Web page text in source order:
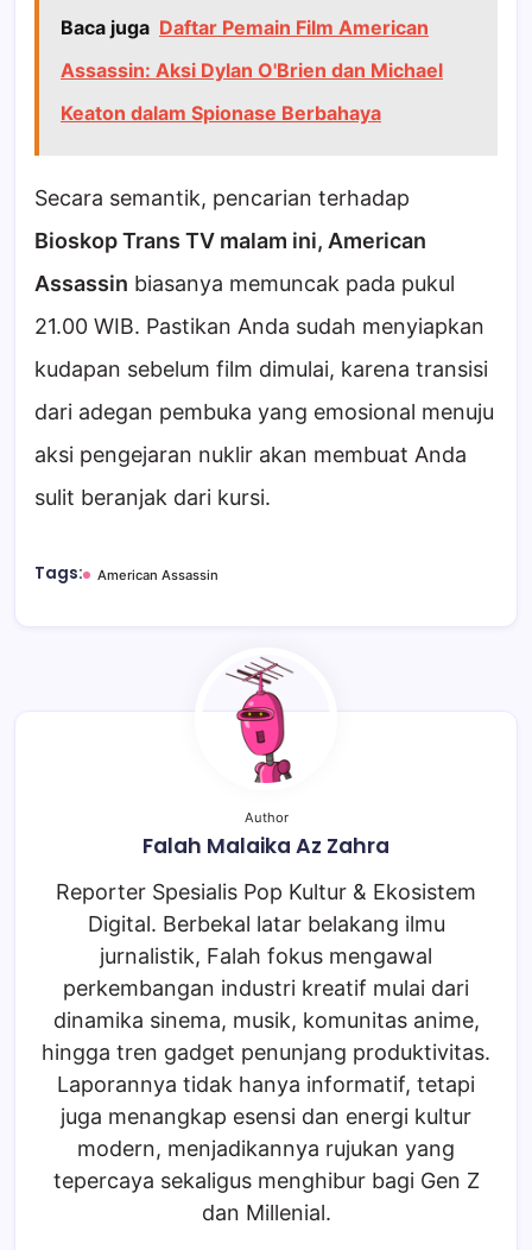
Baca juga Daftar Pemain Film American
Assassin: Aksi Dylan O'Brien dan Michael
Keaton dalam Spionase Berbahaya
Secara semantik, pencarian terhadap
Bioskop Trans TV malam ini, American
Assassin biasanya memuncak pada pukul
21.00 WIB. Pastikan Anda sudah menyiapkan
kudapan sebelum film dimulai, karena transisi
dari adegan pembuka yang emosional menuju
aksi pengejaran nuklir akan membuat Anda
sulit beranjak dari kursi.
Tags: American Assassin
Author
Falah Malaika Az Zahra
Reporter Spesialis Pop Kultur & Ekosistem
Digital. Berbekal latar belakang ilmu
jurnalistik, Falah fokus mengawal
perkembangan industri kreatif mulai dari
dinamika sinema, musik, komunitas anime,
hingga tren gadget penunjang produktivitas.
Laporannya tidak hanya informatif, tetapi
juga menangkap esensi dan energi kultur
modern, menjadikannya rujukan yang
tepercaya sekaligus menghibur bagi Gen Z
dan Millenial.